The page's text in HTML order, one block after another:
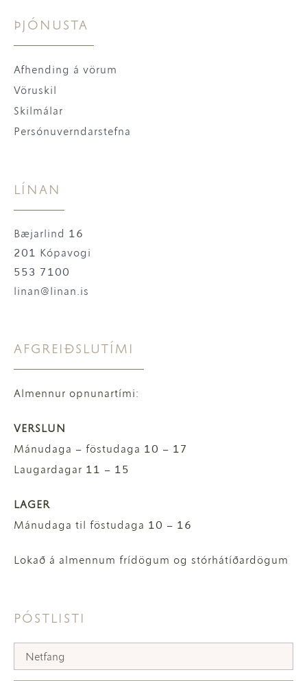
ÞJÓNUSTA
Afhending á vörum
Vöruskil
Skilmálar
Persónuverndarstefna
LÍNAN
Bæjarlind 16
201 Kópavogi
553 7100
linan@linan.is
AFGREIÐSLUTÍMI
Almennur opnunartími:
VERSLUN
Mánudaga – föstudaga 10 – 17
Laugardagar 11 – 15
LAGER
Mánudaga til föstudaga 10 – 16
Lokað á almennum frídögum og stórhátíðardögum
PÓSTLISTI